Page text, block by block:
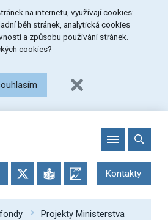
na internetu, využívají cookies:
běh stránek, analytická cookies
a způsobu používání stránek.
cookies?
Kontakty
Projekty Ministerstva